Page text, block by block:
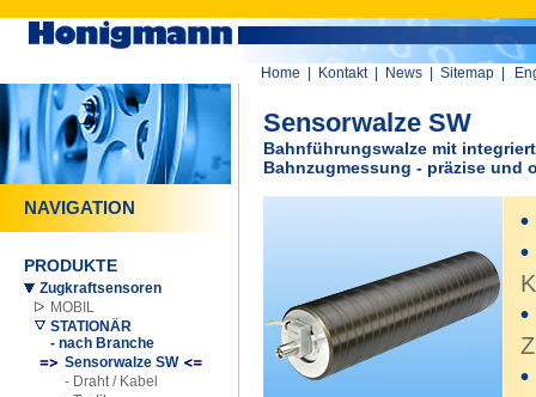
Home Kontakt News Sitemap
NAVIGATION
PRODUKTE
Zugkraftsensoren
MOBIL
STATIONÄR
- nach Branche
Sensorwalze SW
- Draht / Kabel
Sensorwalze SW
Bahnführungswalze mit
Bahnzugmessung - präzise und
•
•
•
•